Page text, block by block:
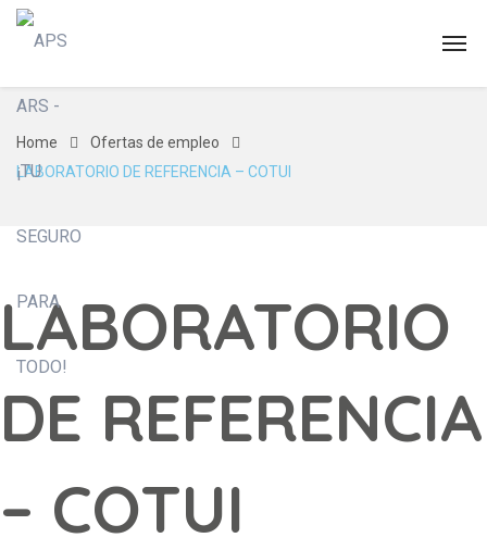
Home
Ofertas de empleo
LABORATORIO DE REFERENCIA – COTUI
LABORATORIO
DE REFERENCIA
– COTUI